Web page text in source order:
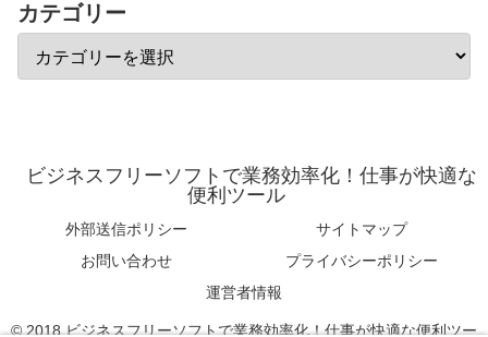
カテゴリー
ビジネスフリーソフトで業務効率化！仕事が快適な
便利ツール
外部送信ポリシー
サイトマップ
お問い合わせ
プライバシーポリシー
運営者情報
© 2018 ビジネスフリーソフトで業務効率化！仕事が快適な便利ツー